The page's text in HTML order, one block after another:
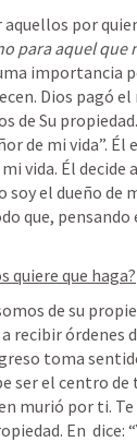
aquellos por
para aquel
importancia
Dios pagó
de Su
de mi vida”. Él
vida. Él decide
soy el dueño de
que,
quiere que haga?
de su
recibir órdenes
toma
ser el centro
murió por ti.
En dice: